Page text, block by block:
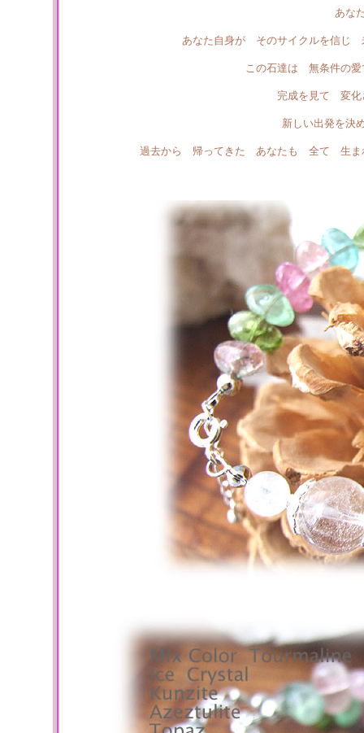
あな
あなた自身が そのサイクルを信じ
この石達は 無条件の
完成を見て 変
新しい出発を
過去から 帰ってきた あなたも 全て 生まれ